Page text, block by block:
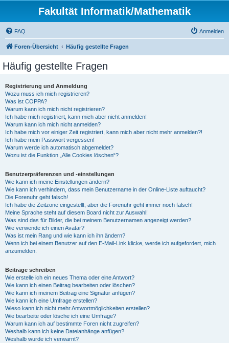
Fakultät Informatik/Mathematik
FAQ Anmelden
Foren-Übersicht Häufig gestellte Fragen
Häufig gestellte Fragen
Registrierung und Anmeldung
Wozu muss ich mich registrieren?
Was ist COPPA?
Warum kann ich mich nicht registrieren?
Ich habe mich registriert, kann mich aber nicht anmelden!
Warum kann ich mich nicht anmelden?
Ich habe mich vor einiger Zeit registriert, kann mich aber nicht mehr anmelden?!
Ich habe mein Passwort vergessen!
Warum werde ich automatisch abgemeldet?
Wozu ist die Funktion „Alle Cookies löschen“?
Benutzerpräferenzen und -einstellungen
Wie kann ich meine Einstellungen ändern?
Wie kann ich verhindern, dass mein Benutzername in der Online-Liste auftaucht?
Die Forenuhr geht falsch!
Ich habe die Zeitzone eingestellt, aber die Forenuhr geht immer noch falsch!
Meine Sprache steht auf diesem Board nicht zur Auswahl!
Was sind das für Bilder, die bei meinem Benutzernamen angezeigt werden?
Wie verwende ich einen Avatar?
Was ist mein Rang und wie kann ich ihn ändern?
Wenn ich bei einem Benutzer auf den E-Mail-Link klicke, werde ich aufgefordert, mich
anzumelden.
Beiträge schreiben
Wie erstelle ich ein neues Thema oder eine Antwort?
Wie kann ich einen Beitrag bearbeiten oder löschen?
Wie kann ich meinem Beitrag eine Signatur anfügen?
Wie kann ich eine Umfrage erstellen?
Wieso kann ich nicht mehr Antwortmöglichkeiten erstellen?
Wie bearbeite oder lösche ich eine Umfrage?
Warum kann ich auf bestimmte Foren nicht zugreifen?
Weshalb kann ich keine Dateianhänge anfügen?
Weshalb wurde ich verwarnt?